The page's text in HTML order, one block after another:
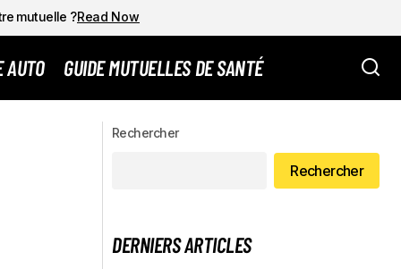
mutuelle ?Read Now
AUTO GUIDE MUTUELLES DE SANTÉ
prépare à intégrer Energie Mutuelle
Rechercher
Rechercher
DERNIERS ARTICLES